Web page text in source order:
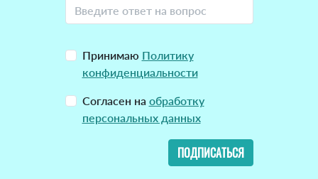
Принимаю Политику
конфиденциальности
Согласен на обработку
персональных данных
ПОДПИСАТЬСЯ